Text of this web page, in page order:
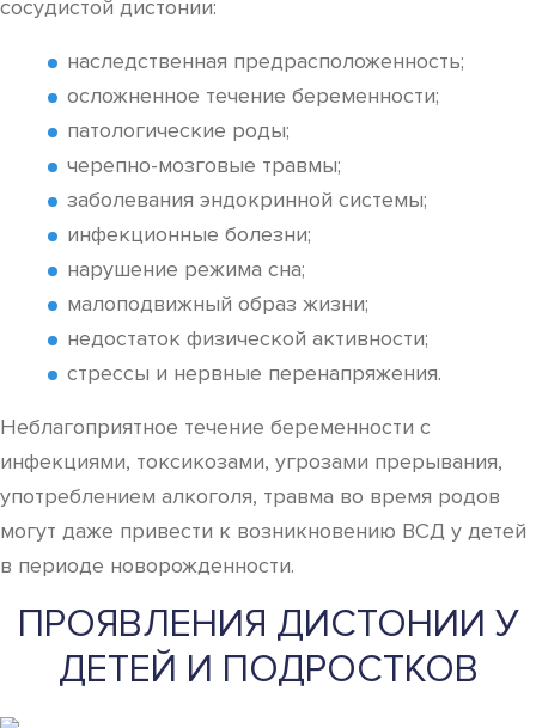
сосудистой дистонии:
наследственная предрасположенность;
осложненное течение беременности;
патологические роды;
черепно-мозговые травмы;
заболевания эндокринной системы;
инфекционные болезни;
нарушение режима сна;
малоподвижный образ жизни;
недостаток физической активности;
стрессы и нервные перенапряжения.
Неблагоприятное течение беременности с
инфекциями, токсикозами, угрозами прерывания,
употреблением алкоголя, травма во время родов
могут даже привести к возникновению ВСД у детей
в периоде новорожденности.
ПРОЯВЛЕНИЯ ДИСТОНИИ У
ДЕТЕЙ И ПОДРОСТКОВ